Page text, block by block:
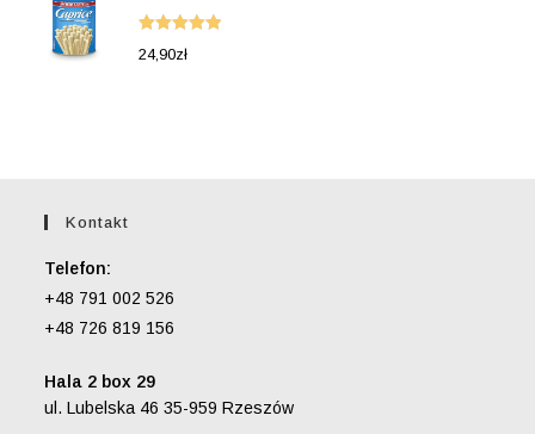
Oceniono
24,90zł
Kontakt
Telefon:
+48 791 002 526
+48 726 819 156
Hala 2 box 29
ul. Lubelska 46 35-959 Rzeszów